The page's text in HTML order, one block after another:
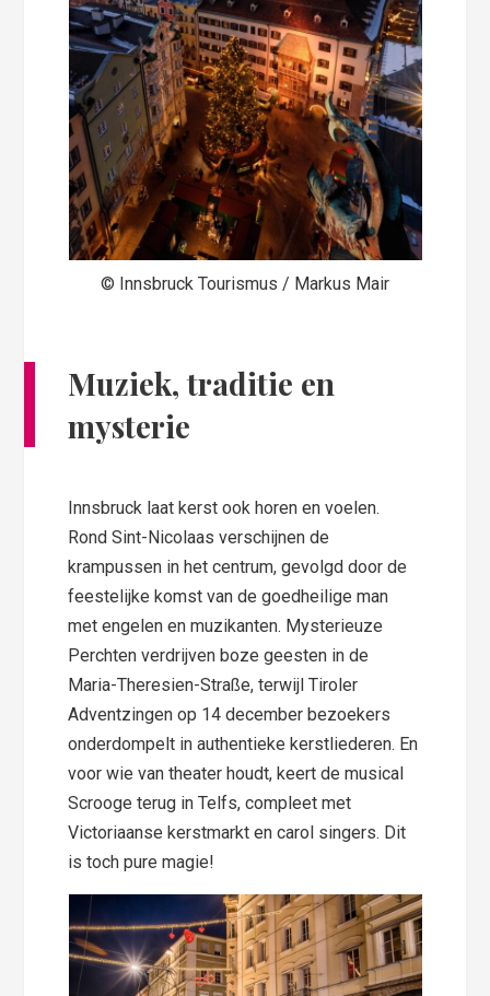
© Innsbruck Tourismus / Markus Mair
Muziek, traditie en
mysterie
Innsbruck laat kerst ook horen en voelen.
Rond Sint-Nicolaas verschijnen de
krampussen in het centrum, gevolgd door de
feestelijke komst van de goedheilige man
met engelen en muzikanten. Mysterieuze
Perchten verdrijven boze geesten in de
Maria-Theresien-Straße, terwijl Tiroler
Adventzingen op 14 december bezoekers
onderdompelt in authentieke kerstliederen. En
voor wie van theater houdt, keert de musical
Scrooge terug in Telfs, compleet met
Victoriaanse kerstmarkt en carol singers. Dit
is toch pure magie!